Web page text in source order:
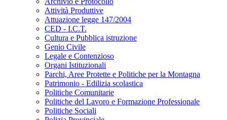
Attività Produttive
Attuazione legge 147/2004
CED - I.C.T.
Cultura e Pubblica istruzione
Genio Civile
Legale e Contenzioso
Organi Istituzionali
Parchi, Aree Protette e Politiche per la Montagna
Patrimonio - Edilizia scolastica
Politiche Comunitarie
Politiche del Lavoro e Formazione Professionale
Politiche Sociali